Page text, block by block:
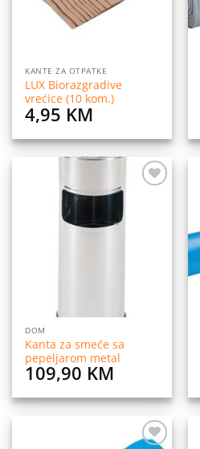
KANTE ZA OTPATKE
LUX Biorazgradive
vrećice (10 kom.)
4,95 KM
DOM
Kanta za smeće sa
pepeljarom metal
109,90 KM